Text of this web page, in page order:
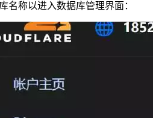
名称以进入数据库管理界面：